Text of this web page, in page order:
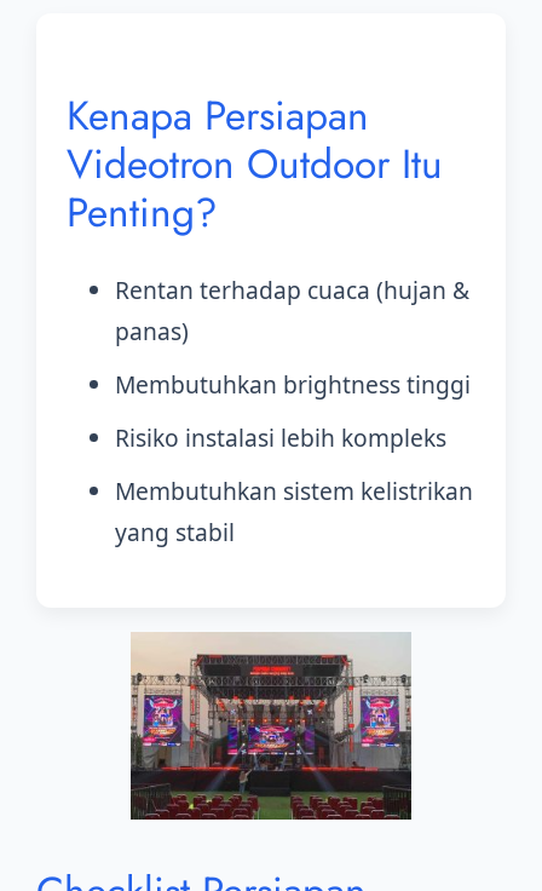
Kenapa Persiapan
Videotron Outdoor Itu
Penting?
Rentan terhadap cuaca (hujan &
panas)
Membutuhkan brightness tinggi
Risiko instalasi lebih kompleks
Membutuhkan sistem kelistrikan
yang stabil